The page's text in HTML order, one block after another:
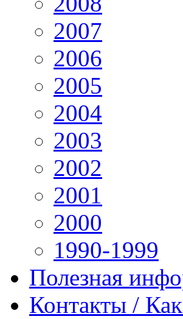
2007
2006
2005
2004
2003
2002
2001
2000
1990-1999
Полезная
Контакты /